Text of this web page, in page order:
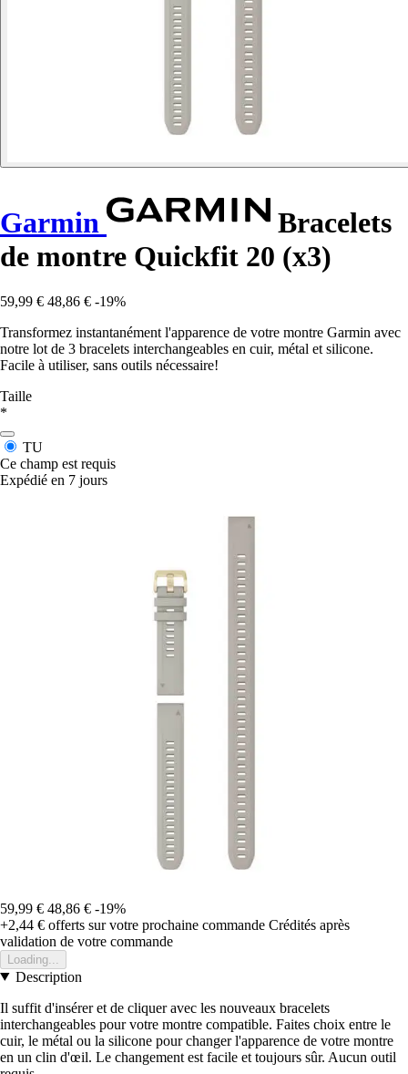
Garmin
Bracelets
de montre Quickfit 20 (x3)
59,99 € 48,86 € -19%
Transformez instantanément l'apparence de votre montre Garmin avec
notre lot de 3 bracelets interchangeables en cuir, métal et silicone.
Facile à utiliser, sans outils nécessaire!
Taille
*
TU
Ce champ est requis
Expédié en 7 jours
59,99 € 48,86 € -19%
+2,44 € offerts sur votre prochaine commande Crédités après
validation de votre commande
Loading...
Description
Il suffit d'insérer et de cliquer avec les nouveaux bracelets
interchangeables pour votre montre compatible. Faites choix entre le
cuir, le métal ou la silicone pour changer l'apparence de votre montre
en un clin d'œil. Le changement est facile et toujours sûr. Aucun outil